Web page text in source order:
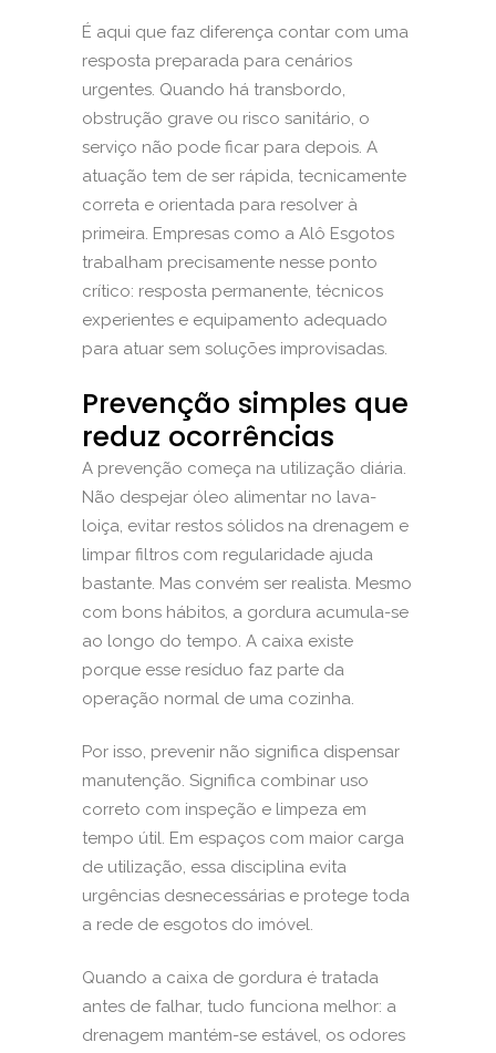
É aqui que faz diferença contar com uma
resposta preparada para cenários
urgentes. Quando há transbordo,
obstrução grave ou risco sanitário, o
serviço não pode ficar para depois. A
atuação tem de ser rápida, tecnicamente
correta e orientada para resolver à
primeira. Empresas como a Alô Esgotos
trabalham precisamente nesse ponto
crítico: resposta permanente, técnicos
experientes e equipamento adequado
para atuar sem soluções improvisadas.
Prevenção simples que
reduz ocorrências
A prevenção começa na utilização diária.
Não despejar óleo alimentar no lava-
loiça, evitar restos sólidos na drenagem e
limpar filtros com regularidade ajuda
bastante. Mas convém ser realista. Mesmo
com bons hábitos, a gordura acumula-se
ao longo do tempo. A caixa existe
porque esse resíduo faz parte da
operação normal de uma cozinha.
Por isso, prevenir não significa dispensar
manutenção. Significa combinar uso
correto com inspeção e limpeza em
tempo útil. Em espaços com maior carga
de utilização, essa disciplina evita
urgências desnecessárias e protege toda
a rede de esgotos do imóvel.
Quando a caixa de gordura é tratada
antes de falhar, tudo funciona melhor: a
drenagem mantém-se estável, os odores